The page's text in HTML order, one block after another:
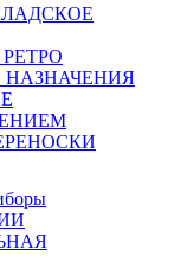
НАЗНАЧЕНИЯ